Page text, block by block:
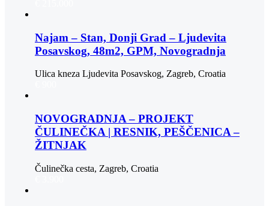
Najam – Stan, Donji Grad – Ljudevita
Posavskog, 48m2, GPM, Novogradnja
Ulica kneza Ljudevita Posavskog, Zagreb, Croatia
NOVOGRADNJA – PROJEKT
ČULINEČKA | RESNIK, PEŠČENICA –
ŽITNJAK
Čulinečka cesta, Zagreb, Croatia